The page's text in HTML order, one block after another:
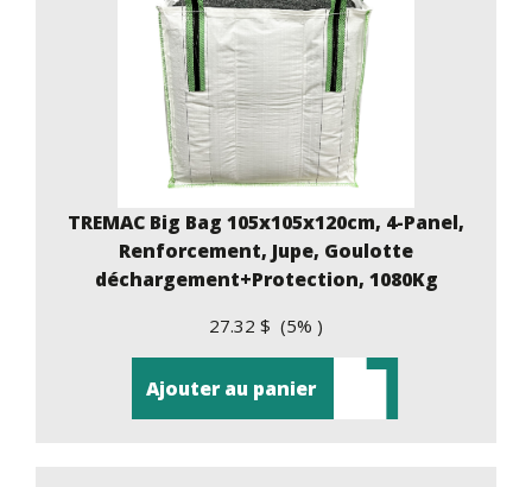
TREMAC Big Bag 105x105x120cm, 4-Panel,
Renforcement, Jupe, Goulotte
déchargement+Protection, 1080Kg
27.32 $ (5% )
Ajouter au panier